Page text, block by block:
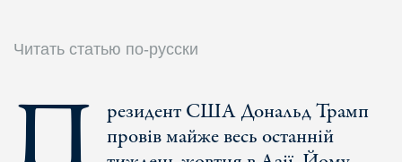
Читать статью по-русски
резидент США Дональд Трамп
провів майже весь останній